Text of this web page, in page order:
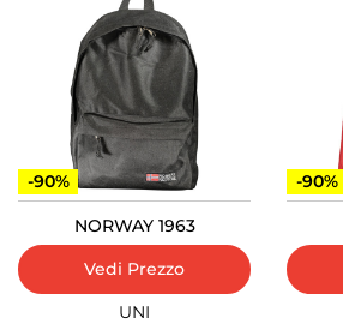
-90%
NORWAY 1963
Vedi Prezzo
UNI
-90%